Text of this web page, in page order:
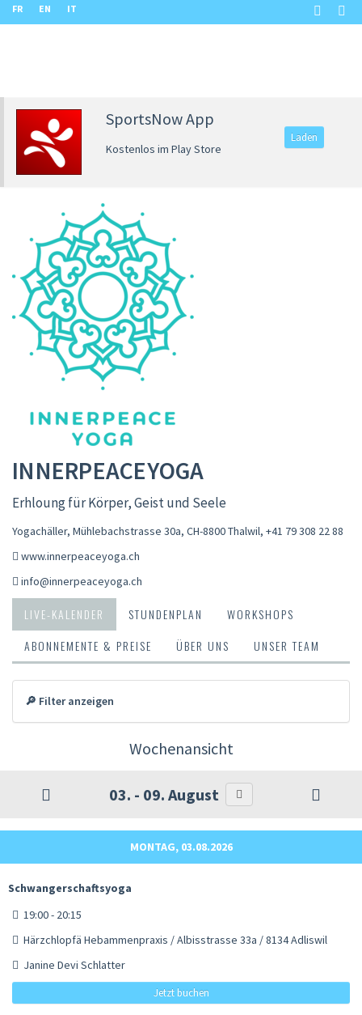
FR EN IT
SportsNow App
Kostenlos im Play Store
Laden
INNERPEACEYOGA
Erhloung für Körper, Geist und Seele
Yogachäller, Mühlebachstrasse 30a, CH-8800 Thalwil, +41 79 308 22 88
www.innerpeaceyoga.ch
info@innerpeaceyoga.ch
LIVE-KALENDER STUNDENPLAN
WORKSHOPS
ABONNEMENTE & PREISE
ÜBER UNS UNSER TEAM
🔎 Filter anzeigen
Wochenansicht
03. - 09. August
MONTAG, 03.08.2026
Schwangerschaftsyoga
19:00 - 20:15
Härzchlopfä Hebammenpraxis / Albisstrasse 33a / 8134 Adliswil
Janine Devi Schlatter
Jetzt buchen